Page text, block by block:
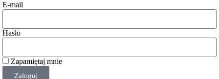
E-mail
Hasło
Zapamiętaj mnie
Zaloguj